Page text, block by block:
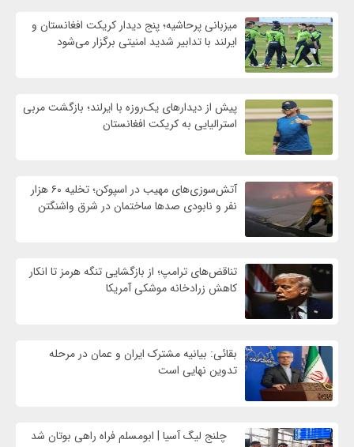
میزبانی پرحاشیه؛ پنج دیدار کریکت افغانستان و
ایرلند با تدابیر شدید امنیتی برگزار می‌شود
پیش از دیدارهای یک‌روزه با ایرلند؛ بازگشت مربی
استرالیایی به کریکت افغانستان
آتش‌سوزی‌های مهیب در اسپوکن؛ تخلیه ۶۰ هزار
نفر و نابودی صدها ساختمان در شرق واشنگتن
تناقض‌های ترامپ؛ از بازگشایی تنگه هرمز تا انکار
کاهش زرادخانه موشکی آمریکا
بقائی: بیانیه مشترک ایران و عمان در مرحله
تدوین نهایی است
چلنج لیگ آسیا | ابومسلم فراه راهی بوتان شد